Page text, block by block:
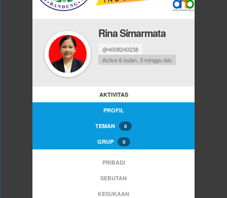
Rina Simarmata
@4008240238
Active 6 bulan, 3 minggu lalu
AKTIVITAS
PROFIL
TEMAN 0
GRUP 0
PRIBADI
SEBUTAN
KESUKAAN